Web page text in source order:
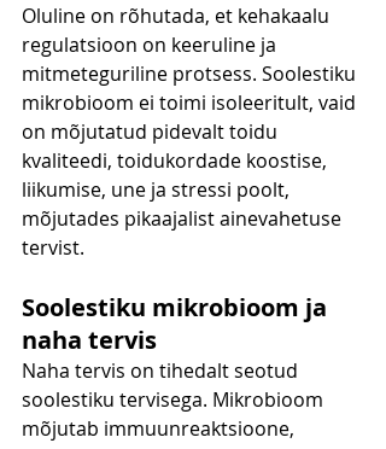
Oluline on rõhutada, et kehakaalu
regulatsioon on keeruline ja
mitmeteguriline protsess. Soolestiku
mikrobioom ei toimi isoleeritult, vaid
on mõjutatud pidevalt toidu
kvaliteedi, toidukordade koostise,
liikumise, une ja stressi poolt,
mõjutades pikaajalist ainevahetuse
tervist.
Soolestiku mikrobioom ja
naha tervis
Naha tervis on tihedalt seotud
soolestiku tervisega. Mikrobioom
mõjutab immuunreaktsioone,